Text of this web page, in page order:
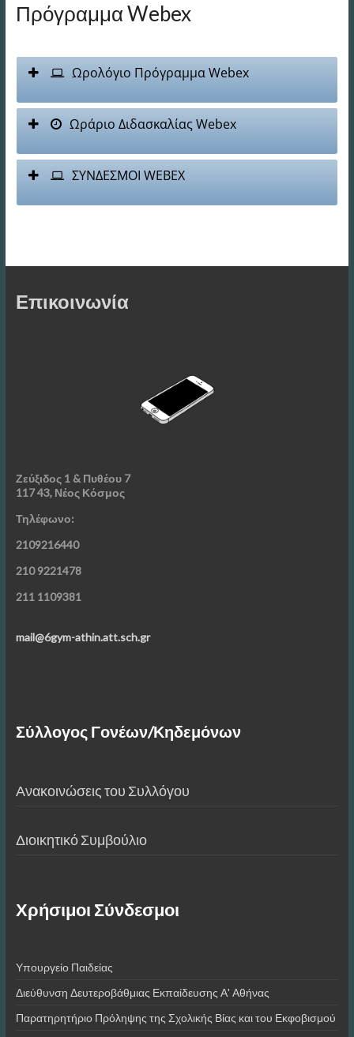
Πρόγραμμα Webex
Ωρολόγιο Πρόγραμμα Webex
Ωράριο Διδασκαλίας Webex
ΣΥΝΔΕΣΜΟΙ WEBEX
Επικοινωνία
Ζεύξιδος 1 & Πυθέου 7
117 43, Νέος Κόσμος
Τηλέφωνο:
2109216440
210 9221478
211 1109381
mail@6gym-athin.att.sch.gr
Σύλλογος Γονέων/Κηδεμόνων
Ανακοινώσεις του Συλλόγου
Διοικητικό Συμβούλιο
Χρήσιμοι Σύνδεσμοι
Υπουργείο Παιδείας
Διεύθυνση Δευτεροβάθμιας Εκπαίδευσης Α' Αθήνας
Παρατηρητήριο Πρόληψης της Σχολικής Βίας και του Εκφοβισμού